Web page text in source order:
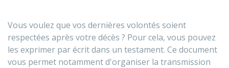
Vous voulez que vos dernières volontés soient
respectées après votre décès ? Pour cela, vous pouvez
les exprimer par écrit dans un testament. Ce document
vous permet notamment d'organiser la transmission